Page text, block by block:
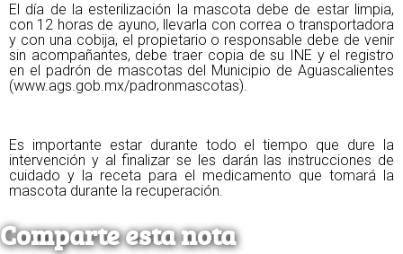
El día de la esterilización la mascota debe de estar limpia,
con 12 horas de ayuno, llevarla con correa o transportadora
y con una cobija, el propietario o responsable debe de venir
sin acompañantes, debe traer copia de su INE y el registro
en el padrón de mascotas del Municipio de Aguascalientes
(www.ags.gob.mx/padronmascotas).
Es importante estar durante todo el tiempo que dure la
intervención y al finalizar se les darán las instrucciones de
cuidado y la receta para el medicamento que tomará la
mascota durante la recuperación.
Comparte esta nota